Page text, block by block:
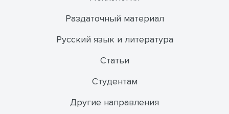
Раздаточный материал
Русский язык и литература
Статьи
Студентам
Другие направления